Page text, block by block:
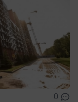
0